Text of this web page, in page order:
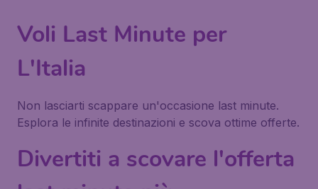
Voli Last Minute per
L'Italia
Non lasciarti scappare un'occasione last minute.
Esplora le infinite destinazioni e scova ottime offerte.
Divertiti a scovare l'offerta